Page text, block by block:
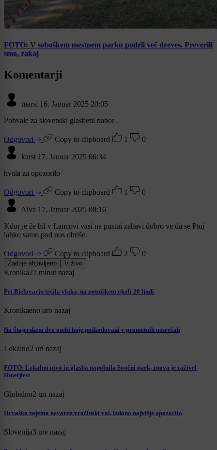
FOTO: V soboškem mestnem parku podrli več dreves. Preverili
smo, zakaj
Komentarji
marsi 16. Januar 2025 20:05
Pohvale za slovenski glasbeni nabor .
Odgovori Copy to clipboard 1 0
karst 17. Januar 2025 06:34
hvala za opozorilo
Odgovori Copy to clipboard 1 0
Aiva 17. Januar 2025 08:16
Kdor je že bil v Lancovi vasi na pustni zabavi dobro ve da se Ptuj
lahko samo pod nos obriše.
Odgovori Copy to clipboard 2 0
Zadnje objavljeno V živo
Kronika27 minut nazaj
Pri Bjelovarju trčila vlaka, na potniškem okoli 20 ljudi
Kronikaeno uro nazaj
Na Štajerskem dve osebi huje poškodovani v prometnih nesrečah
Lokalno2 uri nazaj
FOTO: Lokalno pivo in glasba napolnila Sončni park, znova je zaživel
Hmeljfest
Globalno2 uri nazaj
Hrvaško zajema nevaren vročinski val, izdano najvišje opozorilo
Slovenija3 ure nazaj